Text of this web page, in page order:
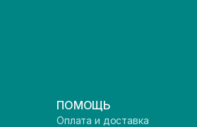
ПОМОЩЬ
Оплата и доставка